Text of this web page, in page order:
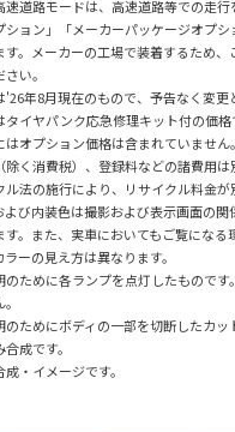
道路モードは、高速道路等での走行
ョン」「メーカーパッケージオプ
す。メーカーの工場で装着するため
い。
年8月現在のもので、予告なく変更
イヤパンク応急修理キット付の価格
オプション価格は含まれていません。
く消費税）、登録料などの諸費用は
法の施行により、リサイクル料金が
び内装色は撮影および表示画面の関
。また、実車においてもご覧になる
ーの見え方は異なります。
ために各ランプを点灯したものです
ためにボディの一部を切断したカッ
成です。
・イメージです。